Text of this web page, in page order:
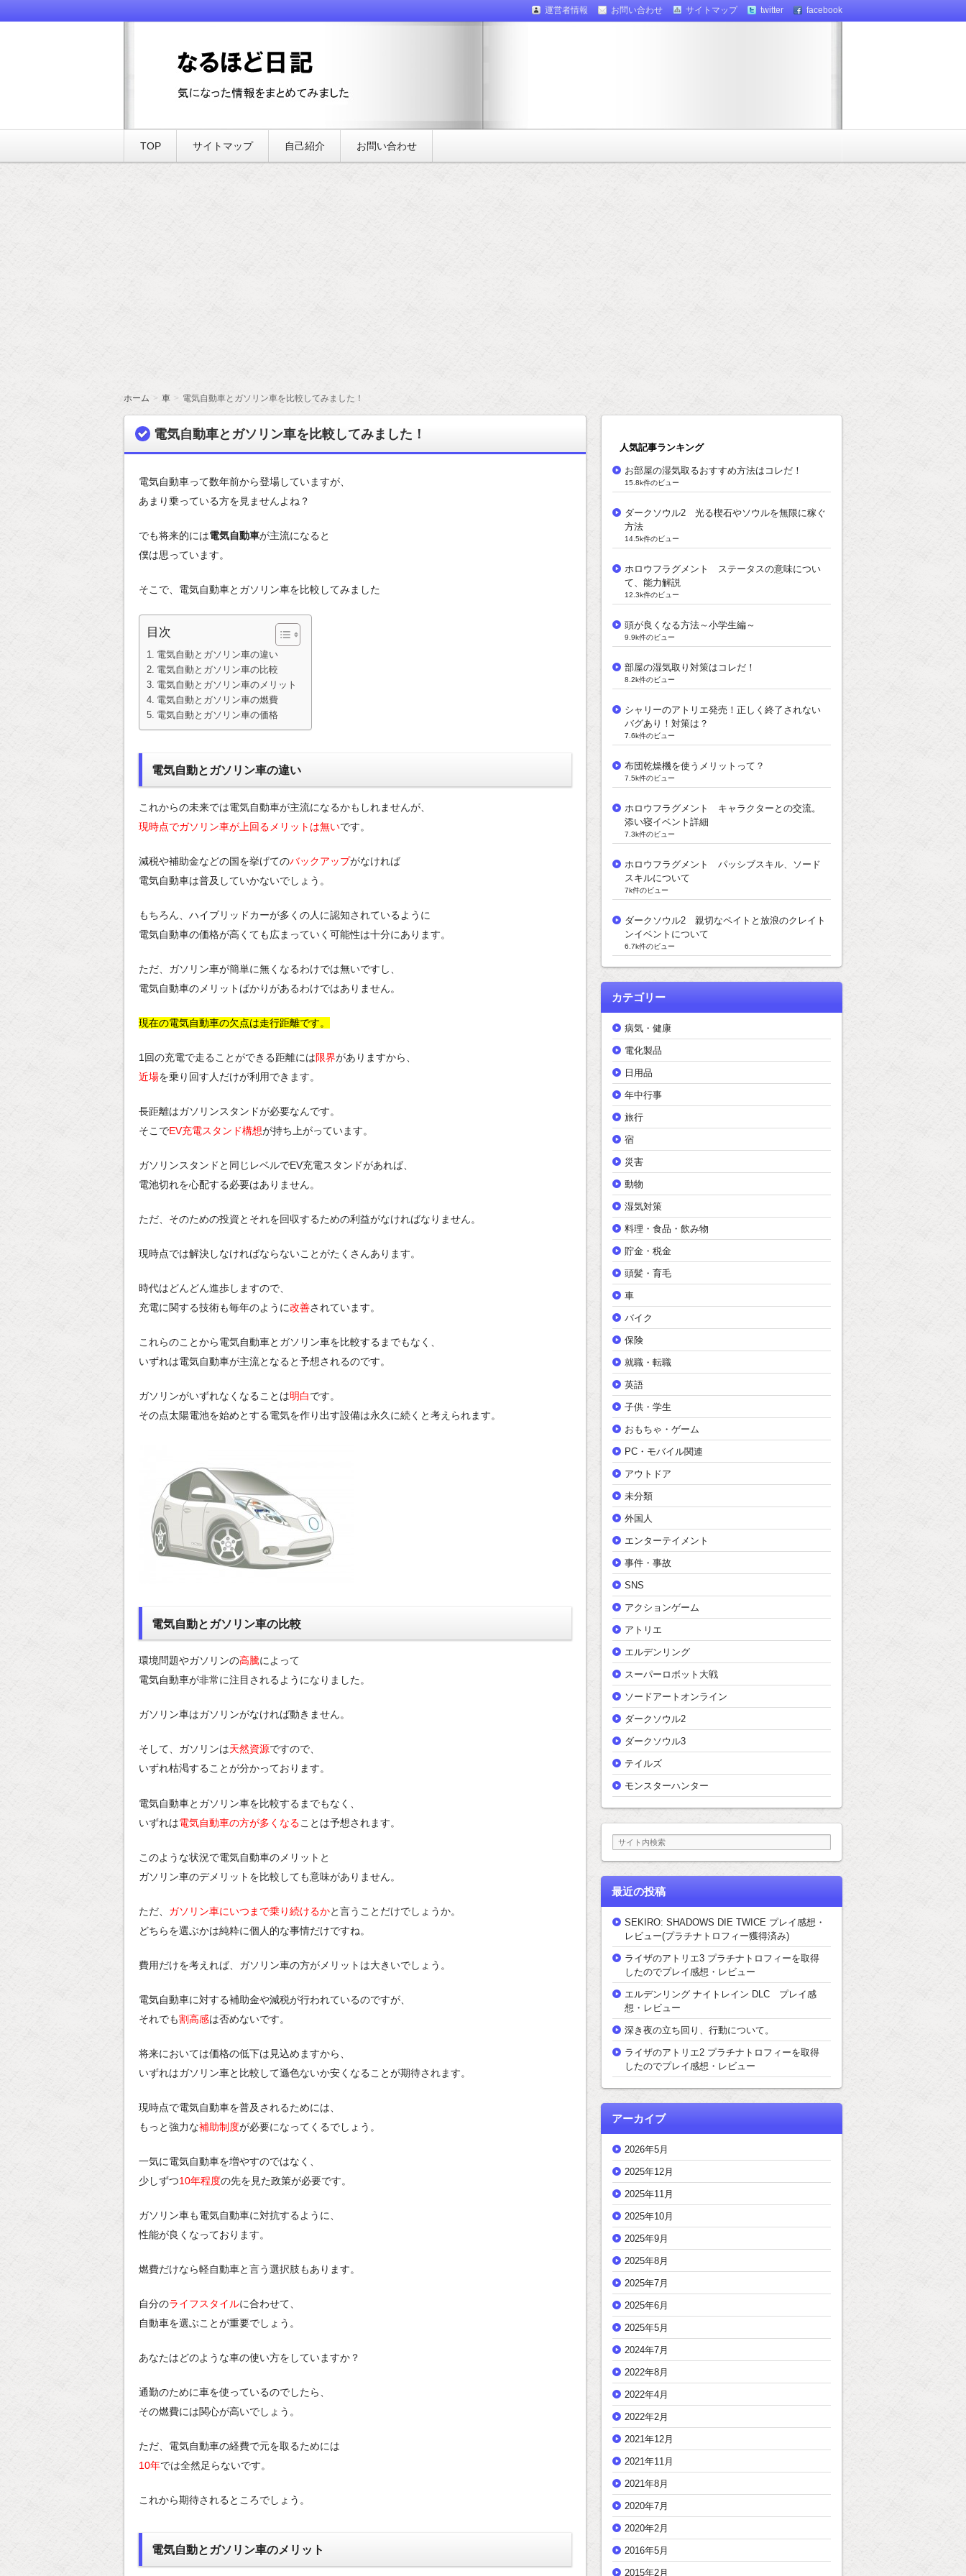
運営者情報 お問い合わせ サイトマップ twitter facebook
なるほど日記
TOP サイトマップ 自己紹介 お問い合わせ
ホーム 車 電気自動車とガソリン車を比較してみました！
電気自動車とガソリン車を比較してみました！
電気自動車って数年前から登場していますが、
あまり乗っている方を見ませんよね？
でも将来的には電気自動車が主流になると
僕は思っています。
そこで、電気自動車とガソリン車を比較してみました
目次
電気自動とガソリン車の違い
電気自動とガソリン車の比較
電気自動とガソリン車のメリット
電気自動とガソリン車の燃費
電気自動とガソリン車の価格
電気自動とガソリン車の違い
これからの未来では電気自動車が主流になるかもしれませんが、
現時点でガソリン車が上回るメリットは無いです。
減税や補助金などの国を挙げてのバックアップがなければ
電気自動車は普及していかないでしょう。
もちろん、ハイブリッドカーが多くの人に認知されているように
電気自動車の価格が高くても広まっていく可能性は十分にあります。
ただ、ガソリン車が簡単に無くなるわけでは無いですし、
電気自動車のメリットばかりがあるわけではありません。
現在の電気自動車の欠点は走行距離です。
1回の充電で走ることができる距離には限界がありますから、
近場を乗り回す人だけが利用できます。
長距離はガソリンスタンドが必要なんです。
そこでEV充電スタンド構想が持ち上がっています。
ガソリンスタンドと同じレベルでEV充電スタンドがあれば、
電池切れを心配する必要はありません。
ただ、そのための投資とそれを回収するための利益がなければなりません。
現時点では解決しなければならないことがたくさんあります。
時代はどんどん進歩しますので、
充電に関する技術も毎年のように改善されています。
これらのことから電気自動車とガソリン車を比較するまでもなく、
いずれは電気自動車が主流となると予想されるのです。
ガソリンがいずれなくなることは明白です。
その点太陽電池を始めとする電気を作り出す設備は永久に続くと考えられます。
電気自動とガソリン車の比較
環境問題やガソリンの高騰によって
電気自動車が非常に注目されるようになりました。
ガソリン車はガソリンがなければ動きません。
そして、ガソリンは天然資源ですので、
いずれ枯渇することが分かっております。
電気自動車とガソリン車を比較するまでもなく、
いずれは電気自動車の方が多くなることは予想されます。
このような状況で電気自動車のメリットと
ガソリン車のデメリットを比較しても意味がありません。
ただ、 ガソリン車にいつまで乗り続けるかと言うことだけでしょうか。
どちらを選ぶかは純粋に個人的な事情だけですね。
費用だけを考えれば、ガソリン車の方がメリットは大きいでしょう。
電気自動車に対する補助金や減税が行われているのですが、
それでも割高感は否めないです。
将来においては価格の低下は見込めますから、
いずれはガソリン車と比較して遜色ないか安くなることが期待されます。
現時点で電気自動車を普及されるためには、
もっと強力な補助制度が必要になってくるでしょう。
一気に電気自動車を増やすのではなく、
少しずつ10年程度の先を見た政策が必要です。
ガソリン車も電気自動車に対抗するように、
性能が良くなっております。
燃費だけなら軽自動車と言う選択肢もあります。
自分のライフスタイルに合わせて、
自動車を選ぶことが重要でしょう。
あなたはどのような車の使い方をしていますか？
通勤のために車を使っているのでしたら、
その燃費には関心が高いでしょう。
ただ、電気自動車の経費で元を取るためには
10年では全然足らないです。
これから期待されるところでしょう。
電気自動とガソリン車のメリット
人気記事ランキング
お部屋の湿気取るおすすめ方法はコレだ！
15.8k件のビュー
ダークソウル2 光る楔石やソウルを無限に稼ぐ
方法
14.5k件のビュー
ホロウフラグメント ステータスの意味につい
て、能力解説
12.3k件のビュー
頭が良くなる方法～小学生編～
9.9k件のビュー
部屋の湿気取り対策はコレだ！
8.2k件のビュー
シャリーのアトリエ発売！正しく終了されない
バグあり！対策は？
7.6k件のビュー
布団乾燥機を使うメリットって？
7.5k件のビュー
ホロウフラグメント キャラクターとの交流。
添い寝イベント詳細
7.3k件のビュー
ホロウフラグメント パッシブスキル、ソード
スキルについて
7k件のビュー
ダークソウル2 親切なペイトと放浪のクレイト
ンイベントについて
6.7k件のビュー
カテゴリー
病気・健康
電化製品
日用品
年中行事
旅行
宿
災害
動物
湿気対策
料理・食品・飲み物
貯金・税金
頭髪・育毛
車
バイク
保険
就職・転職
英語
子供・学生
おもちゃ・ゲーム
PC・モバイル関連
アウトドア
未分類
外国人
エンターテイメント
事件・事故
SNS
アクションゲーム
アトリエ
エルデンリング
スーパーロボット大戦
ソードアートオンライン
ダークソウル2
ダークソウル3
テイルズ
モンスターハンター
最近の投稿
SEKIRO: SHADOWS DIE TWICE プレイ感想・
レビュー(プラチナトロフィー獲得済み)
ライザのアトリエ3 プラチナトロフィーを取得
したのでプレイ感想・レビュー
エルデンリング ナイトレイン DLC プレイ感
想・レビュー
深き夜の立ち回り、行動について。
ライザのアトリエ2 プラチナトロフィーを取得
したのでプレイ感想・レビュー
アーカイブ
2026年5月
2025年12月
2025年11月
2025年10月
2025年9月
2025年8月
2025年7月
2025年6月
2025年5月
2024年7月
2022年8月
2022年4月
2022年2月
2021年12月
2021年11月
2021年8月
2020年7月
2020年2月
2016年5月
2015年2月